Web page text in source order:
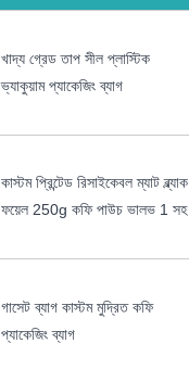
খাদ্য গ্রেড তাপ সীল প্লাস্টিক
ভ্যাকুয়াম প্যাকেজিং ব্যাগ
কাস্টম প্রিন্টেড রিসাইকেবল ম্যাট ব্ল্যাক
ফয়েল 250g কফি পাউচ ভালভ 1 সহ
গাসেট ব্যাগ কাস্টম মুদ্রিত কফি
প্যাকেজিং ব্যাগ